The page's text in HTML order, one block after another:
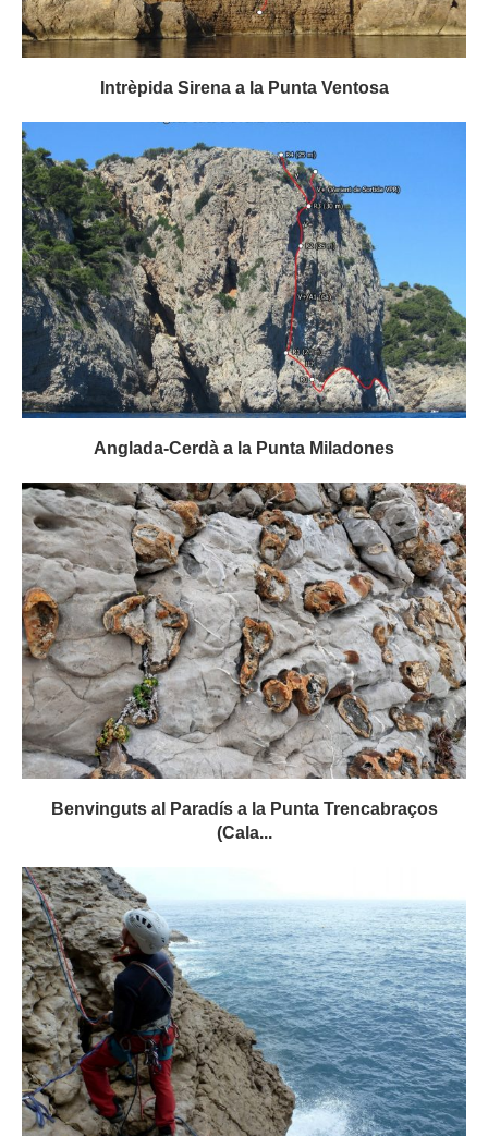
Intrèpida Sirena a la Punta Ventosa
Anglada-Cerdà a la Punta Miladones
Benvinguts al Paradís a la Punta Trencabraços
(Cala...